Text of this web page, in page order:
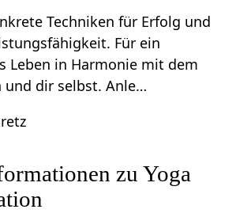
Techniken für Erfolg und
Für ein
Leben in Harmonie mit dem
und dir selbst. Anle…
zu Yoga